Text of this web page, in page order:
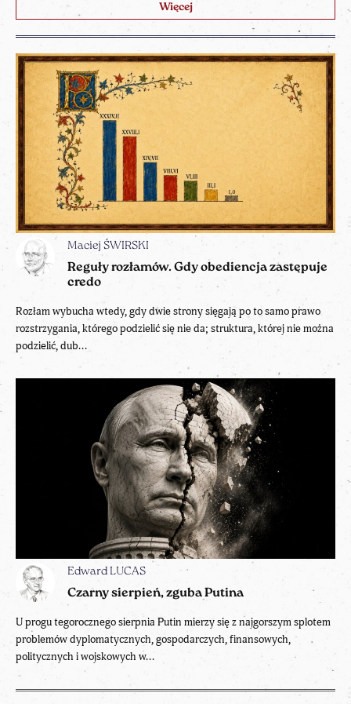
Więcej
Maciej ŚWIRSKI
Reguły rozłamów. Gdy obediencja zastępuje
credo
Rozłam wybucha wtedy, gdy dwie strony sięgają po to samo prawo
rozstrzygania, którego podzielić się nie da; struktura, której nie można
podzielić, dub...
Edward LUCAS
Czarny sierpień, zguba Putina
U progu tegorocznego sierpnia Putin mierzy się z najgorszym splotem
problemów dyplomatycznych, gospodarczych, finansowych,
politycznych i wojskowych w...